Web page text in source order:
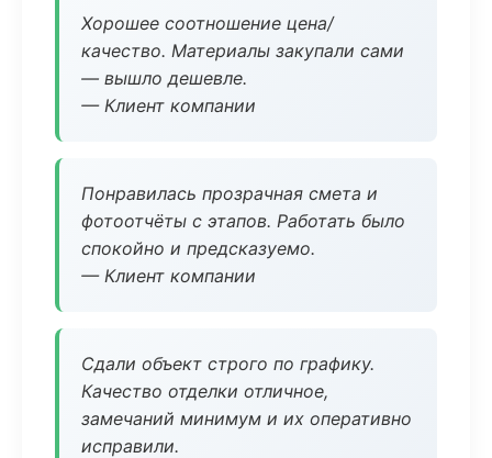
Хорошее соотношение цена/
качество. Материалы закупали сами
— вышло дешевле.
— Клиент компании
Понравилась прозрачная смета и
фотоотчёты с этапов. Работать было
спокойно и предсказуемо.
— Клиент компании
Сдали объект строго по графику.
Качество отделки отличное,
замечаний минимум и их оперативно
исправили.